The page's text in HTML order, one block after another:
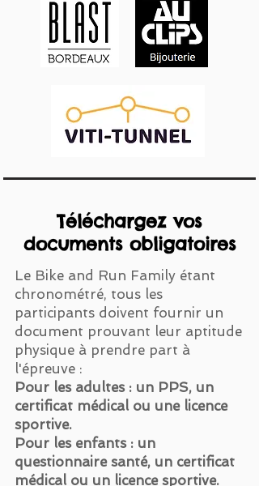
Téléchargez vos
documents obligatoires
Le Bike and Run Family étant
chronométré, tous les
participants doivent fournir un
document prouvant leur aptitude
physique à prendre part à
l'épreuve :
Pour les adultes : un PPS, un
certificat médical ou une licence
sportive.
Pour les enfants : un
questionnaire santé, un certificat
médical ou un licence sportive.